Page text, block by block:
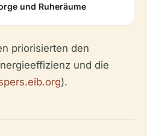
und Ruheräume
priorisierten den
und die
).